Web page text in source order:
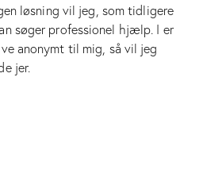
løsning vil jeg, som tidligere
søger professionel hjælp. I er
anonymt til mig, så vil jeg
jer.